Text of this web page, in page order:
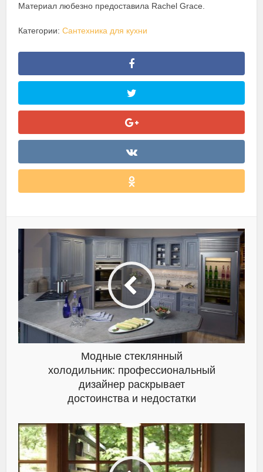
Материал любезно предоставила Rachel Grace.
Категории:Сантехника для кухни
Модные стеклянный
холодильник: профессиональный
дизайнер раскрывает
достоинства и недостатки